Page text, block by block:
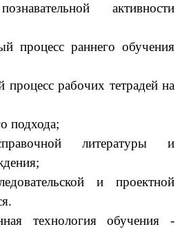
активности
процесс раннего обучения
процесс рабочих тетрадей на
подхода;
литературы и
и проектной
обучения -